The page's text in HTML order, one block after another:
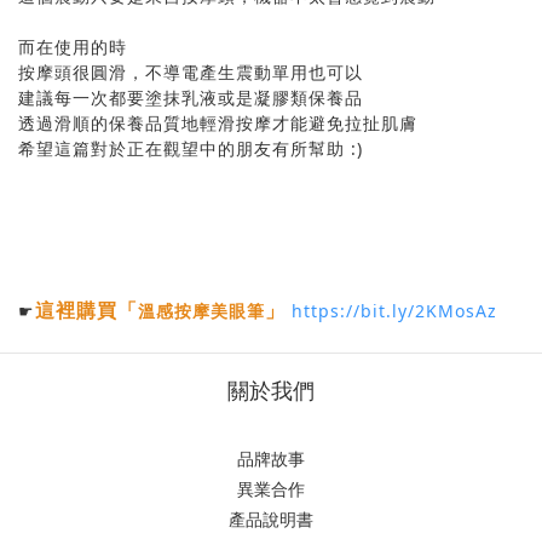
而在使用的時
按摩頭很圓滑，不導電產生震動單用也可以
建議每一次都要塗抹乳液或是凝膠類保養品
透過滑順的保養品質地輕滑按摩才能避免拉扯肌膚
希望這篇對於正在觀望中的朋友有所幫助 :)
☛這裡購買 「溫感按摩美眼筆 」 https://bit.ly/2KMosAz
關於我們
品牌故事
異業合作
產品說明書